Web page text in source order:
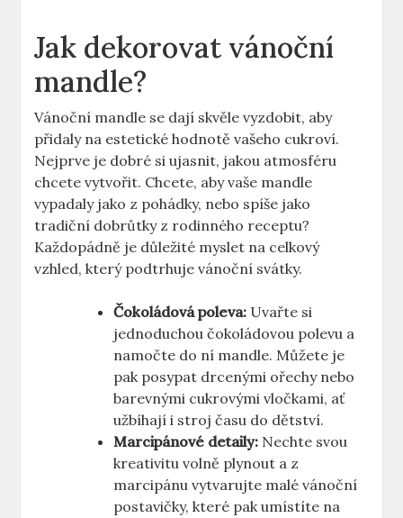
Jak dekorovat vánoční
mandle?
Vánoční mandle se dají skvěle vyzdobit, aby
přidaly na estetické hodnotě vašeho cukroví.
Nejprve je dobré si ujasnit, jakou atmosféru
chcete vytvořit. Chcete, aby vaše mandle
vypadaly jako z pohádky, nebo spíše jako
tradiční dobrůtky z rodinného receptu?
Každopádně je důležité myslet na celkový
vzhled, který podtrhuje vánoční svátky.
Čokoládová poleva: Uvařte si
jednoduchou čokoládovou polevu a
namočte do ní mandle. Můžete je
pak posypat drcenými ořechy nebo
barevnými cukrovými vločkami, ať
užbíhají i stroj času do dětství.
Marcipánové detaily: Nechte svou
kreativitu volně plynout a z
marcipánu vytvarujte malé vánoční
postavičky, které pak umístíte na